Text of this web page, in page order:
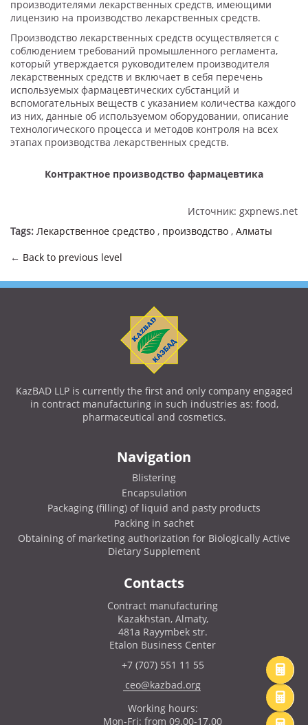
производителями лекарственных средств, имеющими
лицензию на производство лекарственных средств.
Производство лекарственных средств осуществляется с
соблюдением требований промышленного регламента,
который утверждается руководителем производителя
лекарственных средств и включает в себя перечень
используемых фармацевтических субстанций и
вспомогательных веществ с указанием количества каждого
из них, данные об используемом оборудовании, описание
технологического процесса и методов контроля на всех
этапах производства лекарственных средств.
Контрактное производство фармацевтика
Источник: gxpnews.net
Tags: Лекарственное средство , производство , Алматы
← Back to previous level
KazBAD LLP is currently the first and only company engaged
in contract manufacturing in such industries as: food,
pharmaceutical and cosmetics.
Navigation
Blistering
Encapsulation
Packaging (filling) of liquid and pasty products
Packing in sachet
Obtaining of marketing authorization for Biologically Active
Dietary Supplement
Contacts
Contract manufacturing
Kazakhstan, Almaty,
481a Rayymbek str.
Etalon Business Center
+7 (707) 551 11 55
ceo@kazbad.org
Working hours:
Mon-Fri: from 09.00-17.00